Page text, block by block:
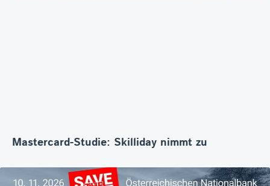
Mastercard-Studie: Skilliday nimmt zu